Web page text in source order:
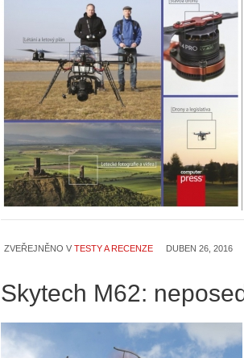
ZVEŘEJNĚNO V TESTY A RECENZE DUBEN 26, 2016
Skytech M62: